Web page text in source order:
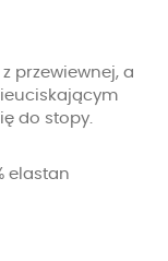
przewiewnej, a
do stopy.
elastan